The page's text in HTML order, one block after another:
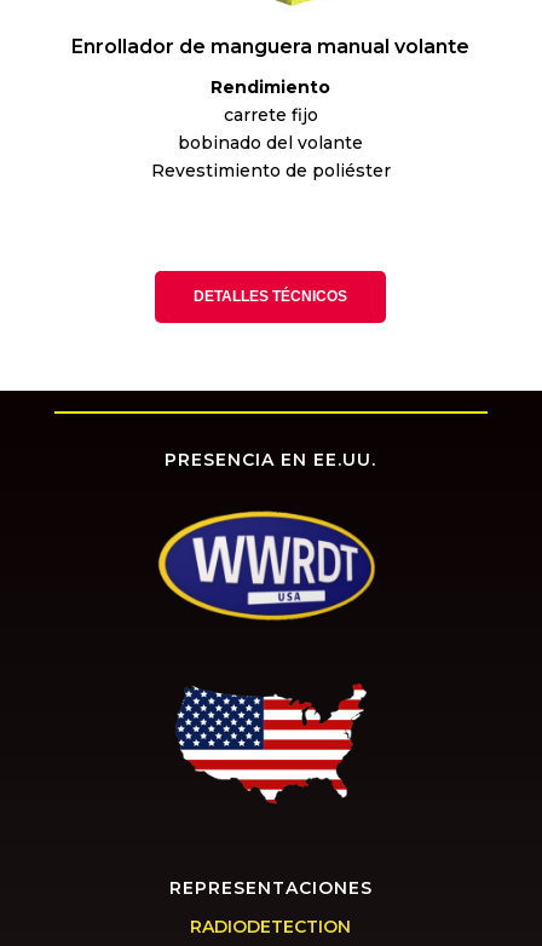
Enrollador de manguera manual volante
Rendimiento
carrete fijo
bobinado del volante
Revestimiento de poliéster
DETALLES TÉCNICOS
PRESENCIA EN EE.UU.
REPRESENTACIONES
RADIODETECTION